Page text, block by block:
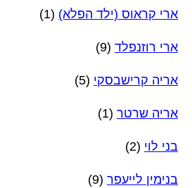
ארי קראוס (ילד הפלא) (1)
ארי רוזנפלד (9)
אריה קרישבסקי (5)
אריה שרטר (1)
בני לוי (2)
בנימין לייעפר (9)